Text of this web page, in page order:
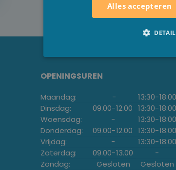
OPENINGSUREN
Maandag: - 13:30-18:00
Dinsdag:
09.00-12.00 13:30-18:00
Woensdag:
- 13:30-18:00
Donderdag:
09.00-12.00 13:30-18:00
Vrijdag:
- 13:30-18:00
Zaterdag:
09.00-13.00
-
Zondag:
Gesloten Gesloten
Alles accepteren